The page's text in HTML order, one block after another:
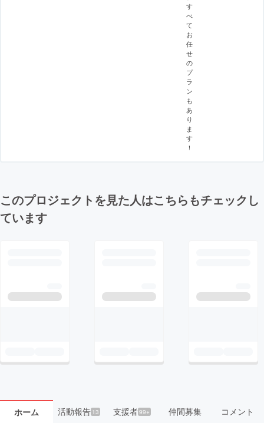
す
べ
て
お
任
せ
の
プ
ラ
ン
も
あ
り
ま
す
！
このプロジェクトを見た人はこちらもチェックし
ています
ホーム 活動報告13 支援者99+ 仲間募集 コメント